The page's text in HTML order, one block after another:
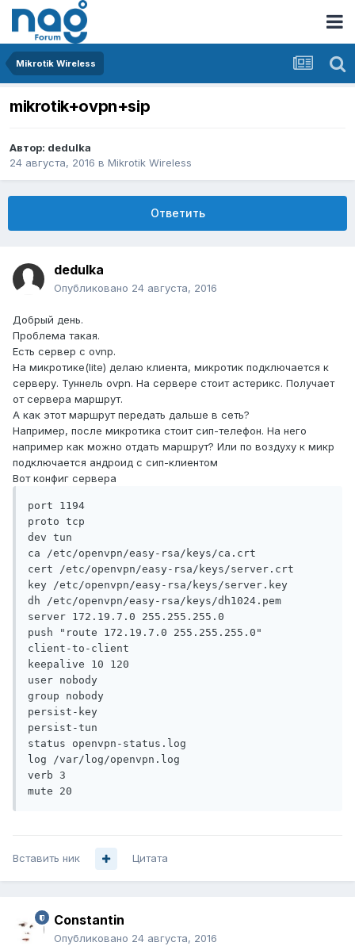
Mikrotik Wireless
mikrotik+ovpn+sip
Автор: dedulka
24 августа, 2016 в Mikrotik Wireless
Ответить
dedulka
Опубликовано 24 августа, 2016
Добрый день.
Проблема такая.
Есть сервер с ovnp.
На микротике(lite) делаю клиента, микротик подключается к
серверу. Туннель ovpn. На сервере стоит астерикс. Получает
от сервера маршрут.
А как этот маршрут передать дальше в сеть?
Например, после микротика стоит сип-телефон. На него
например как можно отдать маршрут? Или по воздуху к микр
подключается андроид с сип-клиентом
Вот конфиг сервера
port 1194
proto tcp
dev tun
ca /etc/openvpn/easy-rsa/keys/ca.crt
cert /etc/openvpn/easy-rsa/keys/server.crt
key /etc/openvpn/easy-rsa/keys/server.key
dh /etc/openvpn/easy-rsa/keys/dh1024.pem
server 172.19.7.0 255.255.255.0
push "route 172.19.7.0 255.255.255.0"
client-to-client
keepalive 10 120
user nobody
group nobody
persist-key
persist-tun
status openvpn-status.log
log /var/log/openvpn.log
verb 3
Вставить ник Цитата
Constantin
Опубликовано 24 августа, 2016